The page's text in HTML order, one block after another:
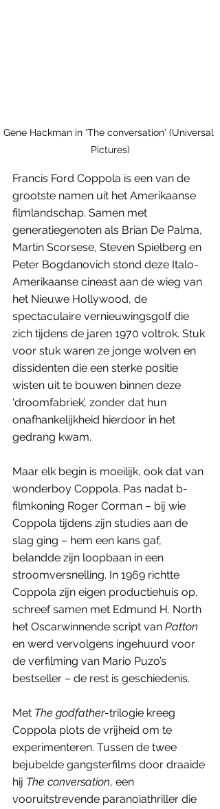
Gene Hackman in 'The conversation' (Universal
Pictures)
Francis Ford Coppola is een van de
grootste namen uit het Amerikaanse
filmlandschap. Samen met
generatiegenoten als Brian De Palma,
Martin Scorsese, Steven Spielberg en
Peter Bogdanovich stond deze Italo-
Amerikaanse cineast aan de wieg van
het Nieuwe Hollywood, de
spectaculaire vernieuwingsgolf die
zich tijdens de jaren 1970 voltrok. Stuk
voor stuk waren ze jonge wolven en
dissidenten die een sterke positie
wisten uit te bouwen binnen deze
‘droomfabriek’, zonder dat hun
onafhankelijkheid hierdoor in het
gedrang kwam.
Maar elk begin is moeilijk, ook dat van
wonderboy Coppola. Pas nadat b-
filmkoning Roger Corman – bij wie
Coppola tijdens zijn studies aan de
slag ging – hem een kans gaf,
belandde zijn loopbaan in een
stroomversnelling. In 1969 richtte
Coppola zijn eigen productiehuis op,
schreef samen met Edmund H. North
het Oscarwinnende script van Patton
en werd vervolgens ingehuurd voor
de verfilming van Mario Puzo’s
bestseller – de rest is geschiedenis.
Met The godfather-trilogie kreeg
Coppola plots de vrijheid om te
experimenteren. Tussen de twee
bejubelde gangsterfilms door draaide
hij The conversation, een
vooruitstrevende paranoiathriller die